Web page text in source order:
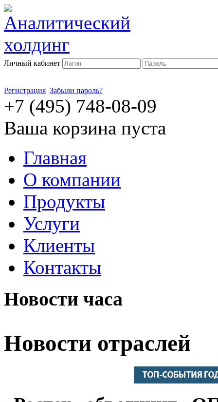
Личный кабинет
Регистрация Забыли пароль?
+7 (495) 748-08-09
Ваша корзина пуста
Главная
О компании
Продукты
Услуги
Клиенты
Контакты
Новости часа
Новости отраслей